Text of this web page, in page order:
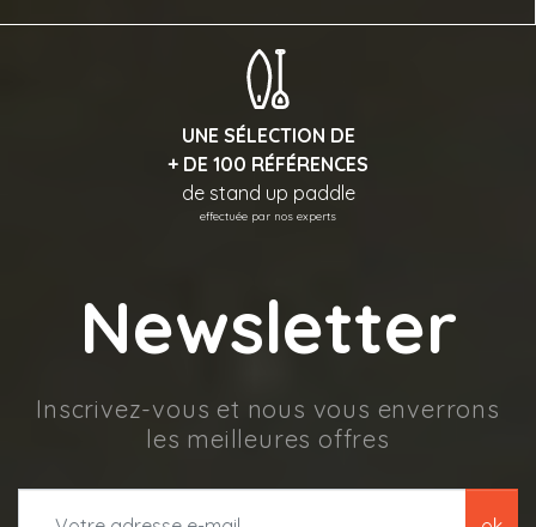
UNE SÉLECTION DE
+ DE 100 RÉFÉRENCES
de stand up paddle
effectuée par nos experts
Newsletter
Inscrivez-vous et nous vous enverrons
les meilleures offres